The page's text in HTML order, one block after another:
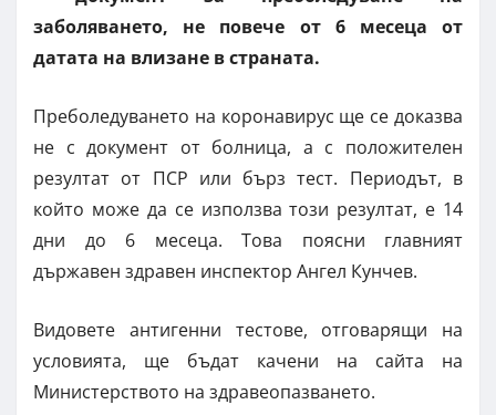
заболяването, не повече от 6 месеца от
датата на влизане в страната.
Преболедуването на коронавирус ще се доказва
не с документ от болница, а с положителен
резултат от ПСР или бърз тест. Периодът, в
който може да се използва този резултат, е 14
дни до 6 месеца. Това поясни главният
държавен здравен инспектор Ангел Кунчев.
Видовете антигенни тестове, отговарящи на
условията, ще бъдат качени на сайта на
Министерството на здравеопазването.